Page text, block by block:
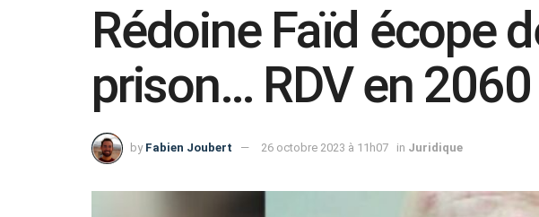
Rédoine Faïd écope
prison… RDV en
by Fabien Joubert 26 octobre 2023 à 11h07 in Juridique